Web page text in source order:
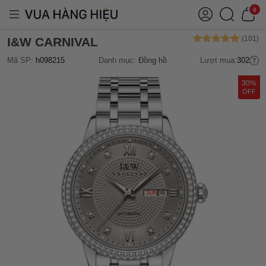
0
I&W CARNIVAL
Mã SP: h098215 Danh mục: Đồng hồ Lượt mua:302
30%
OFF